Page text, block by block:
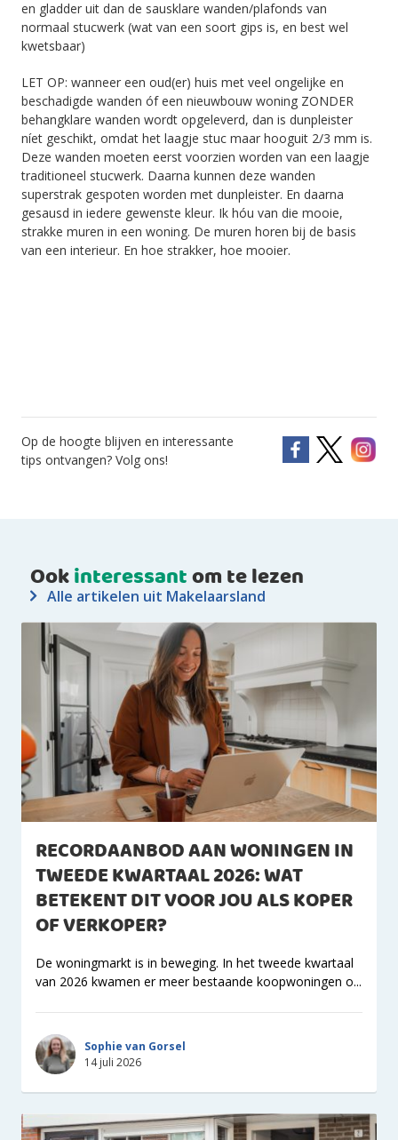
en gladder uit dan de sausklare wanden/plafonds van
normaal stucwerk (wat van een soort gips is, en best wel
kwetsbaar)
LET OP: wanneer een oud(er) huis met veel ongelijke en
beschadigde wanden óf een nieuwbouw woning ZONDER
behangklare wanden wordt opgeleverd, dan is dunpleister
níet geschikt, omdat het laagje stuc maar hooguit 2/3 mm is.
Deze wanden moeten eerst voorzien worden van een laagje
traditioneel stucwerk. Daarna kunnen deze wanden
superstrak gespoten worden met dunpleister. En daarna
gesausd in iedere gewenste kleur. Ik hóu van die mooie,
strakke muren in een woning. De muren horen bij de basis
van een interieur. En hoe strakker, hoe mooier.
Op de hoogte blijven en interessante
tips ontvangen? Volg ons!
Ookinteressantom te lezen
Alle artikelen uit Makelaarsland
RECORDAANBOD AAN WONINGEN IN
TWEEDE KWARTAAL 2026: WAT
BETEKENT DIT VOOR JOU ALS KOPER
OF VERKOPER?
De woningmarkt is in beweging. In het tweede kwartaal
van 2026 kwamen er meer bestaande koopwoningen o...
Sophie van Gorsel
14 juli 2026